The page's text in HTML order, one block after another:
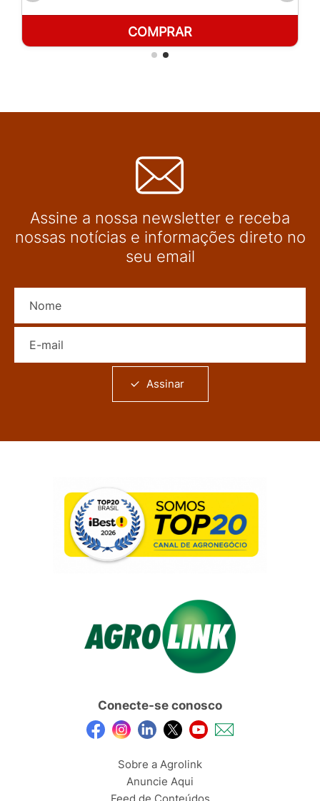
COMPRAR
Assine a nossa newsletter e receba
nossas notícias e informações direto no
seu email
Assinar
Conecte-se conosco
Sobre a Agrolink
Anuncie Aqui